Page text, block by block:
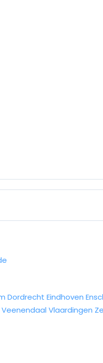
Dordrecht Eindhoven
Veenendaal Vlaardingen